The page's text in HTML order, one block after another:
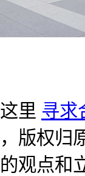
里 寻求
版权归
观点和